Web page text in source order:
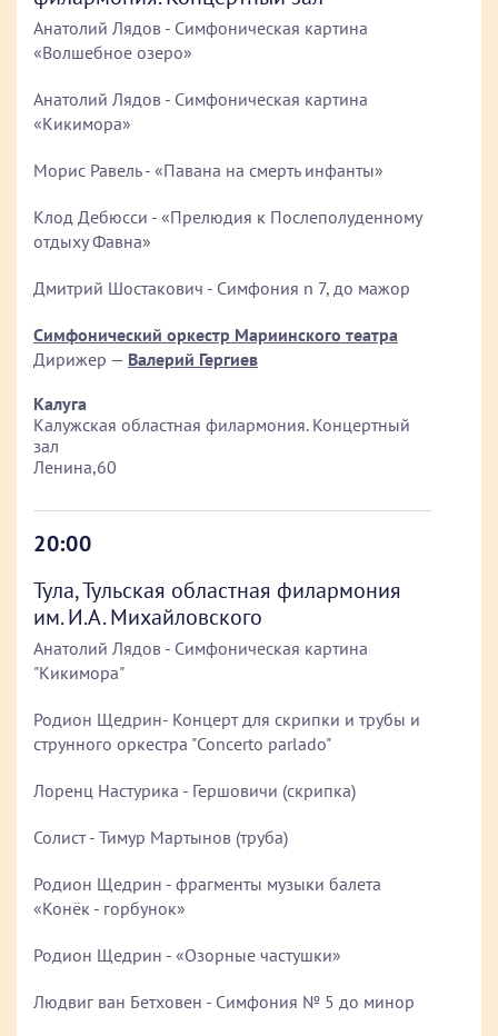
Анатолий Лядов - Симфоническая картина
«Волшебное озеро»
Анатолий Лядов - Симфоническая картина
«Кикимора»
Морис Равель - «Павана на смерть инфанты»
Клод Дебюсси - «Прелюдия к Послеполуденному
отдыху Фавна»
Дмитрий Шостакович - Симфония n 7, до мажор
Симфонический оркестр Мариинского театра
Дирижер — Валерий Гергиев
Калуга
Калужская областная филармония. Концертный
зал
Ленина,60
20:00
Тула, Тульская областная филармония
им. И.А. Михайловского
Анатолий Лядов - Симфоническая картина
"Кикимора"
Родион Щедрин- Концерт для скрипки и трубы и
струнного оркестра "Concerto parlado"
Лоренц Настурика - Гершовичи (скрипка)
Солист - Тимур Мартынов (труба)
Родион Щедрин - фрагменты музыки балета
«Конёк - горбунок»
Родион Щедрин - «Озорные частушки»
Людвиг ван Бетховен - Симфония № 5 до минор